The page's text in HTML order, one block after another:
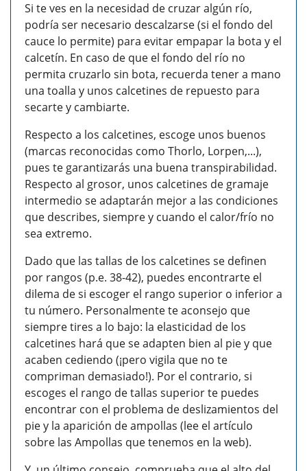
Si te ves en la necesidad de cruzar algún río,
podría ser necesario descalzarse (si el fondo del
cauce lo permite) para evitar empapar la bota y el
calcetín. En caso de que el fondo del río no
permita cruzarlo sin bota, recuerda tener a mano
una toalla y unos calcetines de repuesto para
secarte y cambiarte.
Respecto a los calcetines, escoge unos buenos
(marcas reconocidas como Thorlo, Lorpen,...),
pues te garantizarás una buena transpirabilidad.
Respecto al grosor, unos calcetines de gramaje
intermedio se adaptarán mejor a las condiciones
que describes, siempre y cuando el calor/frío no
sea extremo.
Dado que las tallas de los calcetines se definen
por rangos (p.e. 38-42), puedes encontrarte el
dilema de si escoger el rango superior o inferior a
tu número. Personalmente te aconsejo que
siempre tires a lo bajo: la elasticidad de los
calcetines hará que se adapten bien al pie y que
acaben cediendo (¡pero vigila que no te
compriman demasiado!). Por el contrario, si
escoges el rango de tallas superior te puedes
encontrar con el problema de deslizamientos del
pie y la aparición de ampollas (lee el artículo
sobre las Ampollas que tenemos en la web).